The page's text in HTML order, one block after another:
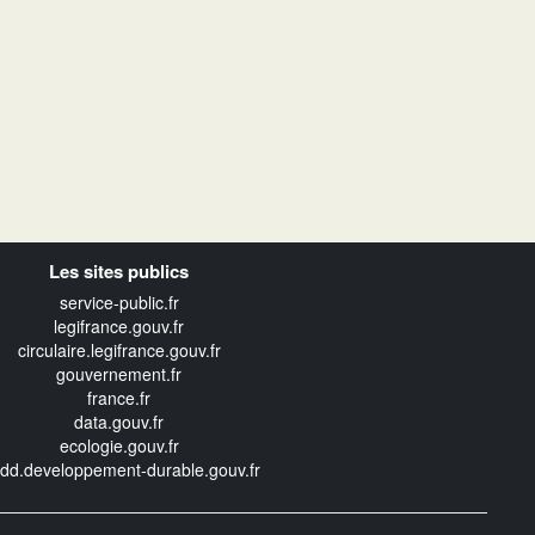
Les sites publics
service-public.fr
legifrance.gouv.fr
circulaire.legifrance.gouv.fr
gouvernement.fr
france.fr
data.gouv.fr
ecologie.gouv.fr
durable.gouv.fr